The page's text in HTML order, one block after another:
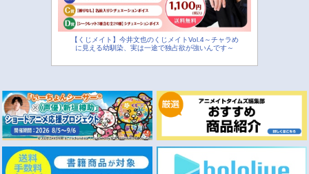
【くじメイト】今井文也のくじメイトVol.4～チャラめ
に見える幼馴染、実は一途で独占欲が強いんです～